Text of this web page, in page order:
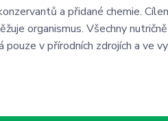
a přidané chemie.
organismus. Všechny
v přírodních zdrojích a ve